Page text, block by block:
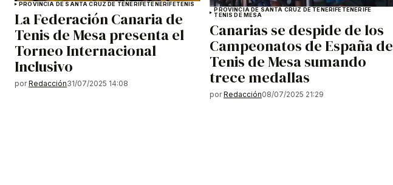
PROVINCIA DE SANTA CRUZ DE TENERIFETENERIFETENIS
La Federación Canaria de
Tenis de Mesa presenta el
Torneo Internacional
Inclusivo
por Redacción31/07/2025 14:08
PROVINCIA DE SANTA CRUZ DE TENERIFETENERIFE
TENIS DE MESA
Canarias se despide de los
Campeonatos de España de
Tenis de Mesa sumando
trece medallas
por Redacción08/07/2025 21:29